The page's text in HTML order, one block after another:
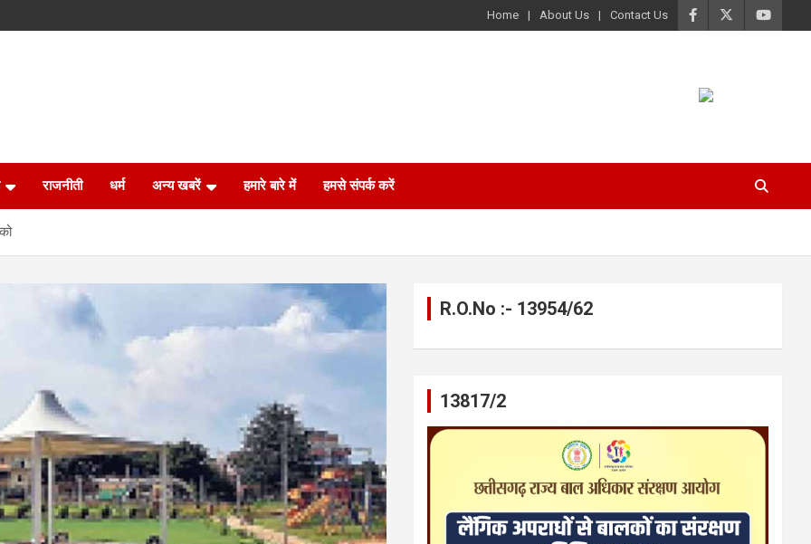
Home About Us Contact Us
राजनीती धर्म अन्य खबरें हमारे बारे में हमसे संपर्क करें
R.O.No :- 13954/62
13817/2